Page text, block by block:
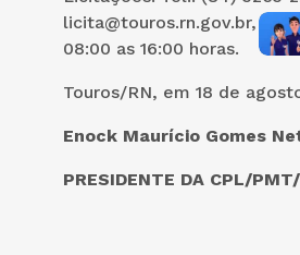
licita@touros.rn.gov.br, no
08:00 as 16:00 horas.
Touros/RN, em 18 de
Enock Maurício Gomes
PRESIDENTE DA CPL/